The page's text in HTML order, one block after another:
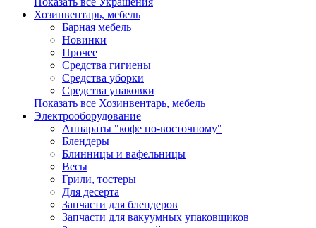
Хозинвентарь, мебель
Барная мебель
Новинки
Прочее
Средства гигиены
Средства уборки
Средства упаковки
Показать все Хозинвентарь, мебель
Электрооборудование
Аппараты "кофе по-восточному"
Блендеры
Блинницы и вафельницы
Весы
Грили, тостеры
Для десерта
Запчасти для блендеров
Запчасти для вакуумных упаковщиков